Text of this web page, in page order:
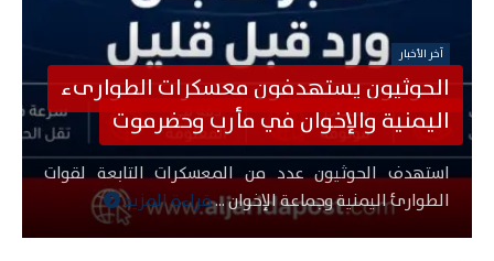
آخر الأخبار
الحوثيون يستهدفون معسكرات الطوارىء
اليمنية والإخوان في مأرب وحضرموت
استهدف الحوثيون عدد من المعسكرات التابعة لقوات
الطوارئ اليمنية وجماعة الإخوان ...قراءة المزيد